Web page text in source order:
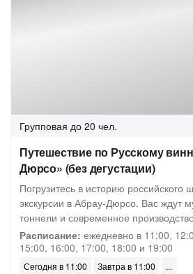
Групповая до 20 чел.
Путешествие по Русскому
Дюрсо» (без дегустации)
Погрузитесь в историю российского
экскурсии в Абрау-Дюрсо. Вас ждут
тоннели и современное
Расписание: ежедневно в 11:00,
15:00, 16:00, 17:00, 18:00 и 19:00
Сегодня в 11:00 Завтра в 11:00